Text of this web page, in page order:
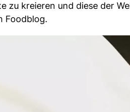
zu kreieren und diese der
Foodblog.